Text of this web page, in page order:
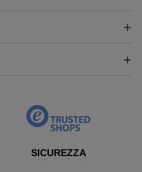
SICUREZZA